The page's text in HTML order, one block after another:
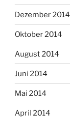
Dezember 2014
Oktober 2014
August 2014
Juni 2014
Mai 2014
April 2014